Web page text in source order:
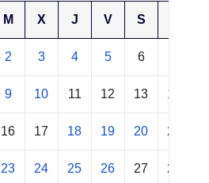
M X J V S
2 3 4 5 6
9 10 11 12 13 14
16 17 18 19 20 21
23 24 25 26 27 28